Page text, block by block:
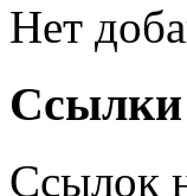
Нет
Ссылки
Ссылок